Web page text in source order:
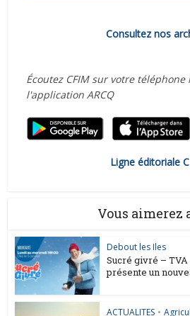
Consultez nos
Écoutez CFIM sur votre
l'application ARCQ
Ligne éditoriale
Vous aimerez
Debout les Iles
Sucré givré – TVA
présente un
ACTUALITES •